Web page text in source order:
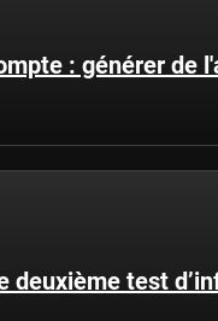
: générer
deuxième test